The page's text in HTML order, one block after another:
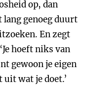
op, dan
lang genoeg duurt
En zegt
hoeft niks van
gewoon je eigen
wat je doet.’